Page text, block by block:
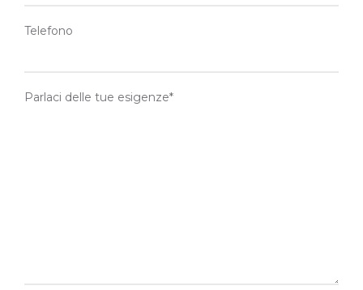
Telefono
Parlaci delle tue esigenze*